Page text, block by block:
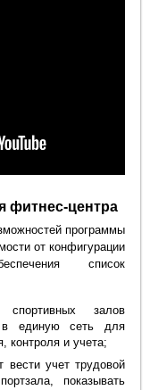
фитнес-центра
программы
от конфигурации
список
залов
в единую сеть для
контроля и учета;
вести учет трудовой
показывать